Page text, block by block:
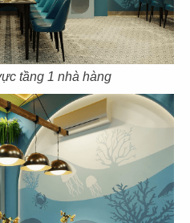
tầng 1 nhà hàng
54
BẮC KIM THANG
CN Thiso Mall Sala
56
BẮC KIM THANG
CN Estella Palace